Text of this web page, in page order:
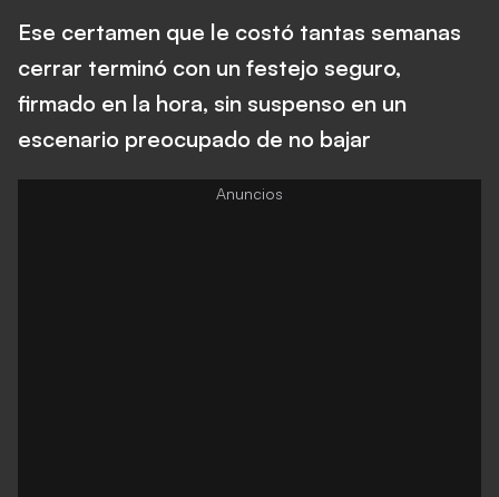
Ese certamen que le costó tantas semanas
cerrar terminó con un festejo seguro,
firmado en la hora, sin suspenso en un
escenario preocupado de no bajar